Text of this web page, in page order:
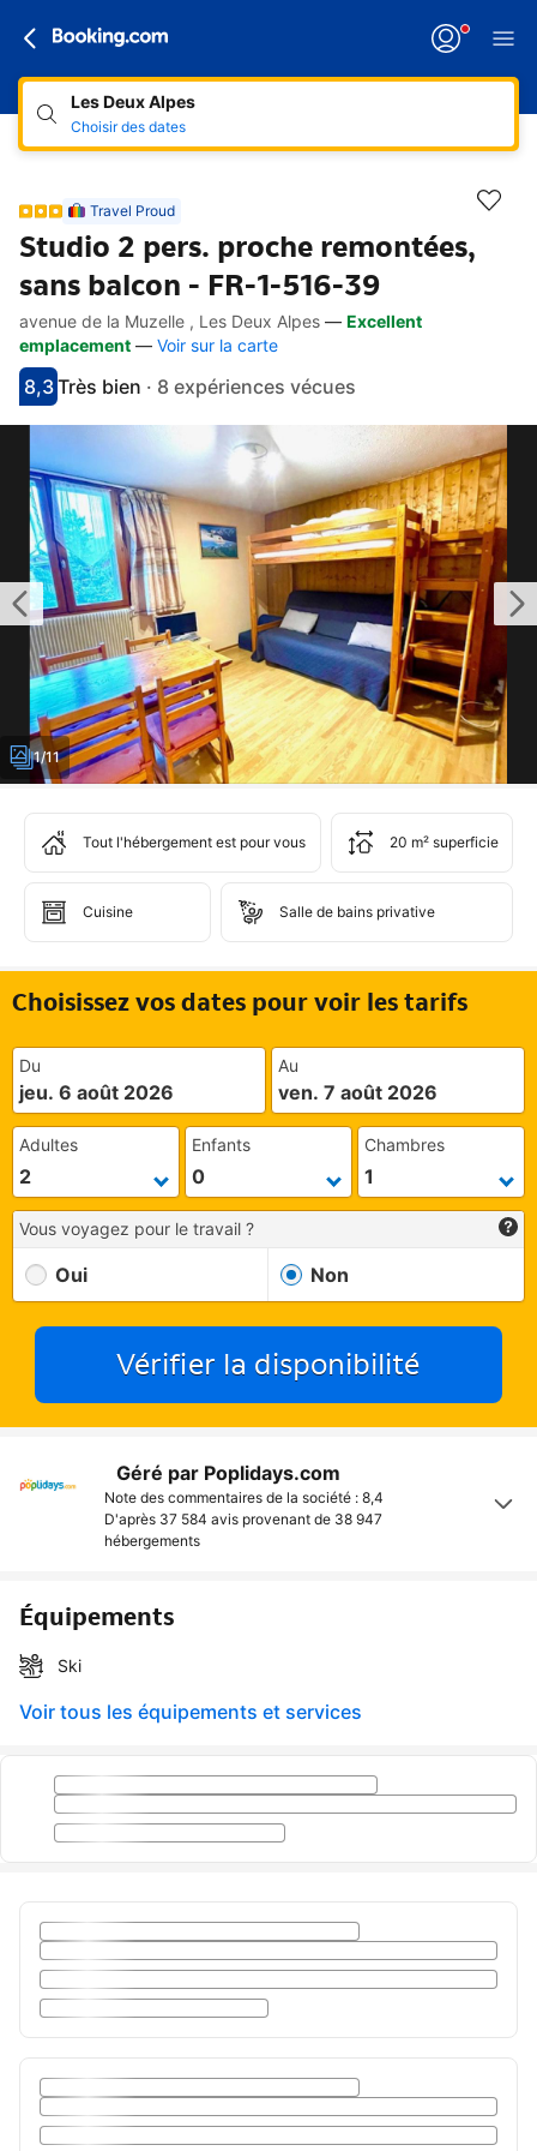
Les Deux Alpes
Choisir des dates
Travel Proud
Studio 2 pers. proche remontées,
sans balcon - FR-1-516-39
Accès rapides
Aller à la description
Aller aux équipements
Aller aux hébergements
Aller aux conditions
avenue de la Muzelle , Les Deux Alpes — Excellent
emplacement — Voir sur la carte
Avec une note de 8.3
8,3
très bienTrès bien · 8 expériences vécues
1/11
Tout l'hébergement est pour vous 20 m² superficie
Cuisine Salle de bains privative
Choisissez vos dates pour voir les tarifs
Du
jeu. 6 août 2026
Au
ven. 7 août 2026
Adultes Enfants Chambres
Vous voyagez pour le travail ?
Oui Non
Vérifier la disponibilité
Géré par Poplidays.com
Note des commentaires de la société : 8,4
D'après 37 584 avis provenant de 38 947
hébergements
Équipements
Ski
Voir tous les équipements et services